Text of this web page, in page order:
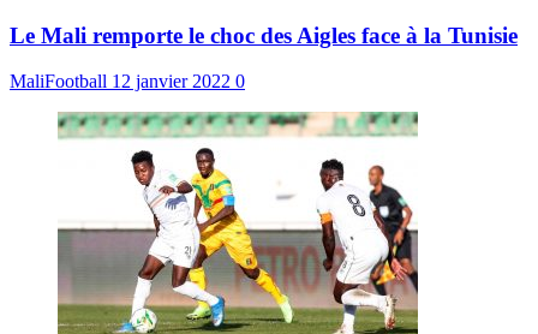
Le Mali remporte le choc des Aigles face à la Tunisie
MaliFootball 12 janvier 2022 0